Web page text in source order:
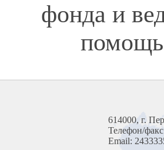
фонда и
помощь
614000, г.
Телефон/
Email: